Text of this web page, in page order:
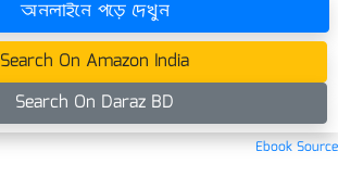
অনলাইনে পড়ে দেখুন
Search On Amazon India
Search On Daraz BD
Ebook Source